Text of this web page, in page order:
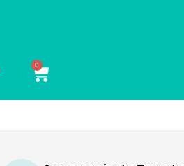
0
Carrito